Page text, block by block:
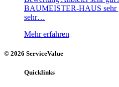
BAUMEISTER-HAUS sehr
sehr…
Mehr erfahren
© 2026 ServiceValue
Quicklinks